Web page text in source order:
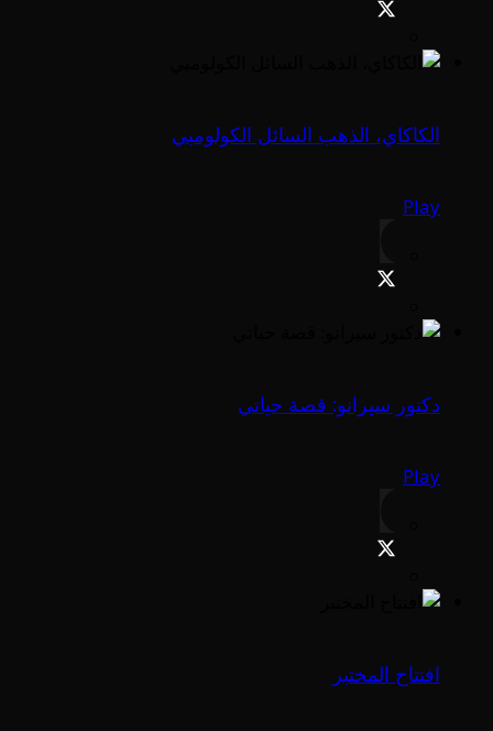
الكاكاي، الذهب السائل الكولومبي
Play
دكتور سيرانو: قصة حياتي
Play
افتتاح المختبر